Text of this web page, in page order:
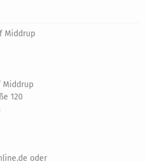
Middrup
Middrup
120
oder